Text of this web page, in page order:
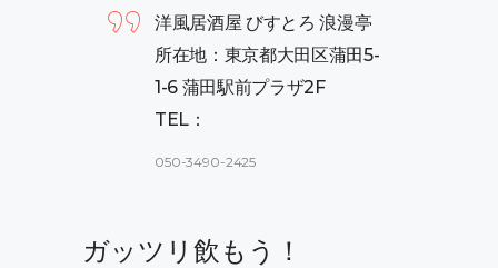
洋風居酒屋 びすとろ 浪漫亭
所在地：東京都大田区蒲田5-
1-6 蒲田駅前プラザ2F
TEL：
050-3490-2425
ガッツリ飲もう！